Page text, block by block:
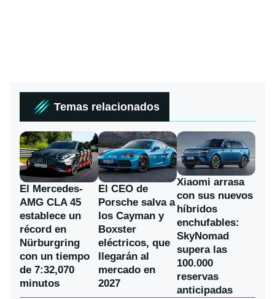
Temas relacionados
El Mercedes-
AMG CLA 45
establece un
récord en
Nürburgring
con un tiempo
de 7:32,070
minutos
El CEO de
Porsche salva a
los Cayman y
Boxster
eléctricos, que
llegarán al
mercado en
2027
Xiaomi arrasa
con sus nuevos
híbridos
enchufables:
SkyNomad
supera las
100.000
reservas
anticipadas